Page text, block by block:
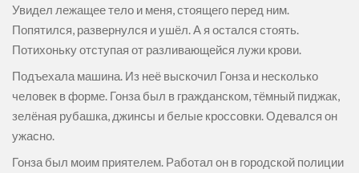
Увидел лежащее тело и меня, стоящего перед ним.
Попятился, развернулся и ушёл. А я остался стоять.
Потихоньку отступая от разливающейся лужи крови.
Подъехала машина. Из неё выскочил Гонза и несколько
человек в форме. Гонза был в гражданском, тёмный пиджак,
зелёная рубашка, джинсы и белые кроссовки. Одевался он
ужасно.
Гонза был моим приятелем. Работал он в городской полиции